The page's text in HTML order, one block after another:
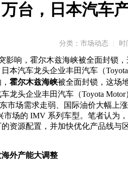
台，日本汽车
分类：市场动态 时
影响，霍尔木兹海峡被全面封锁
本汽车龙头企业丰田汽车（
霍尔木兹海峡被全面封锁，这场
龙头企业丰田汽车（Toyota
东市场需求走弱、国际油价大幅
市场的 IMV 系列车型。笔者认为
资源配置，并加快优化产品线与
外产能大调整